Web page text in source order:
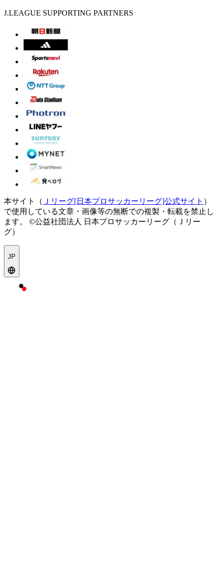
J.LEAGUE SUPPORTING PARTNERS
本サイト（ Ｊリーグ[日本プロサッカーリーグ]公式サイト ）
で使用している文章・画像等の無断での複製・転載を禁止し
ます。
©公益社団法人 日本プロサッカーリーグ（Ｊリー
グ）
JP